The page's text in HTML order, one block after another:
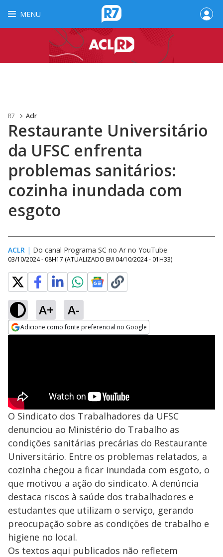
MENU
R7 Aclr
Restaurante Universitário
da UFSC enfrenta
problemas sanitários:
cozinha inundada com
esgoto
ACLR | Do canal Programa SC no Ar no YouTube
03/10/2024 - 08H17 (ATUALIZADO EM 04/10/2024 - 01H33)
A+ A-
Adicione como fonte preferencial no Google
O Sindicato dos Trabalhadores da UFSC
denunciou ao Ministério do Trabalho as
condições sanitárias precárias do Restaurante
Universitário. Entre os problemas relatados, a
cozinha chegou a ficar inundada com esgoto, o
que motivou a ação do sindicato. A denúncia
destaca riscos à saúde dos trabalhadores e
estudantes que utilizam o serviço, gerando
preocupação sobre as condições de trabalho e
higiene no local.
Os textos aqui publicados não refletem